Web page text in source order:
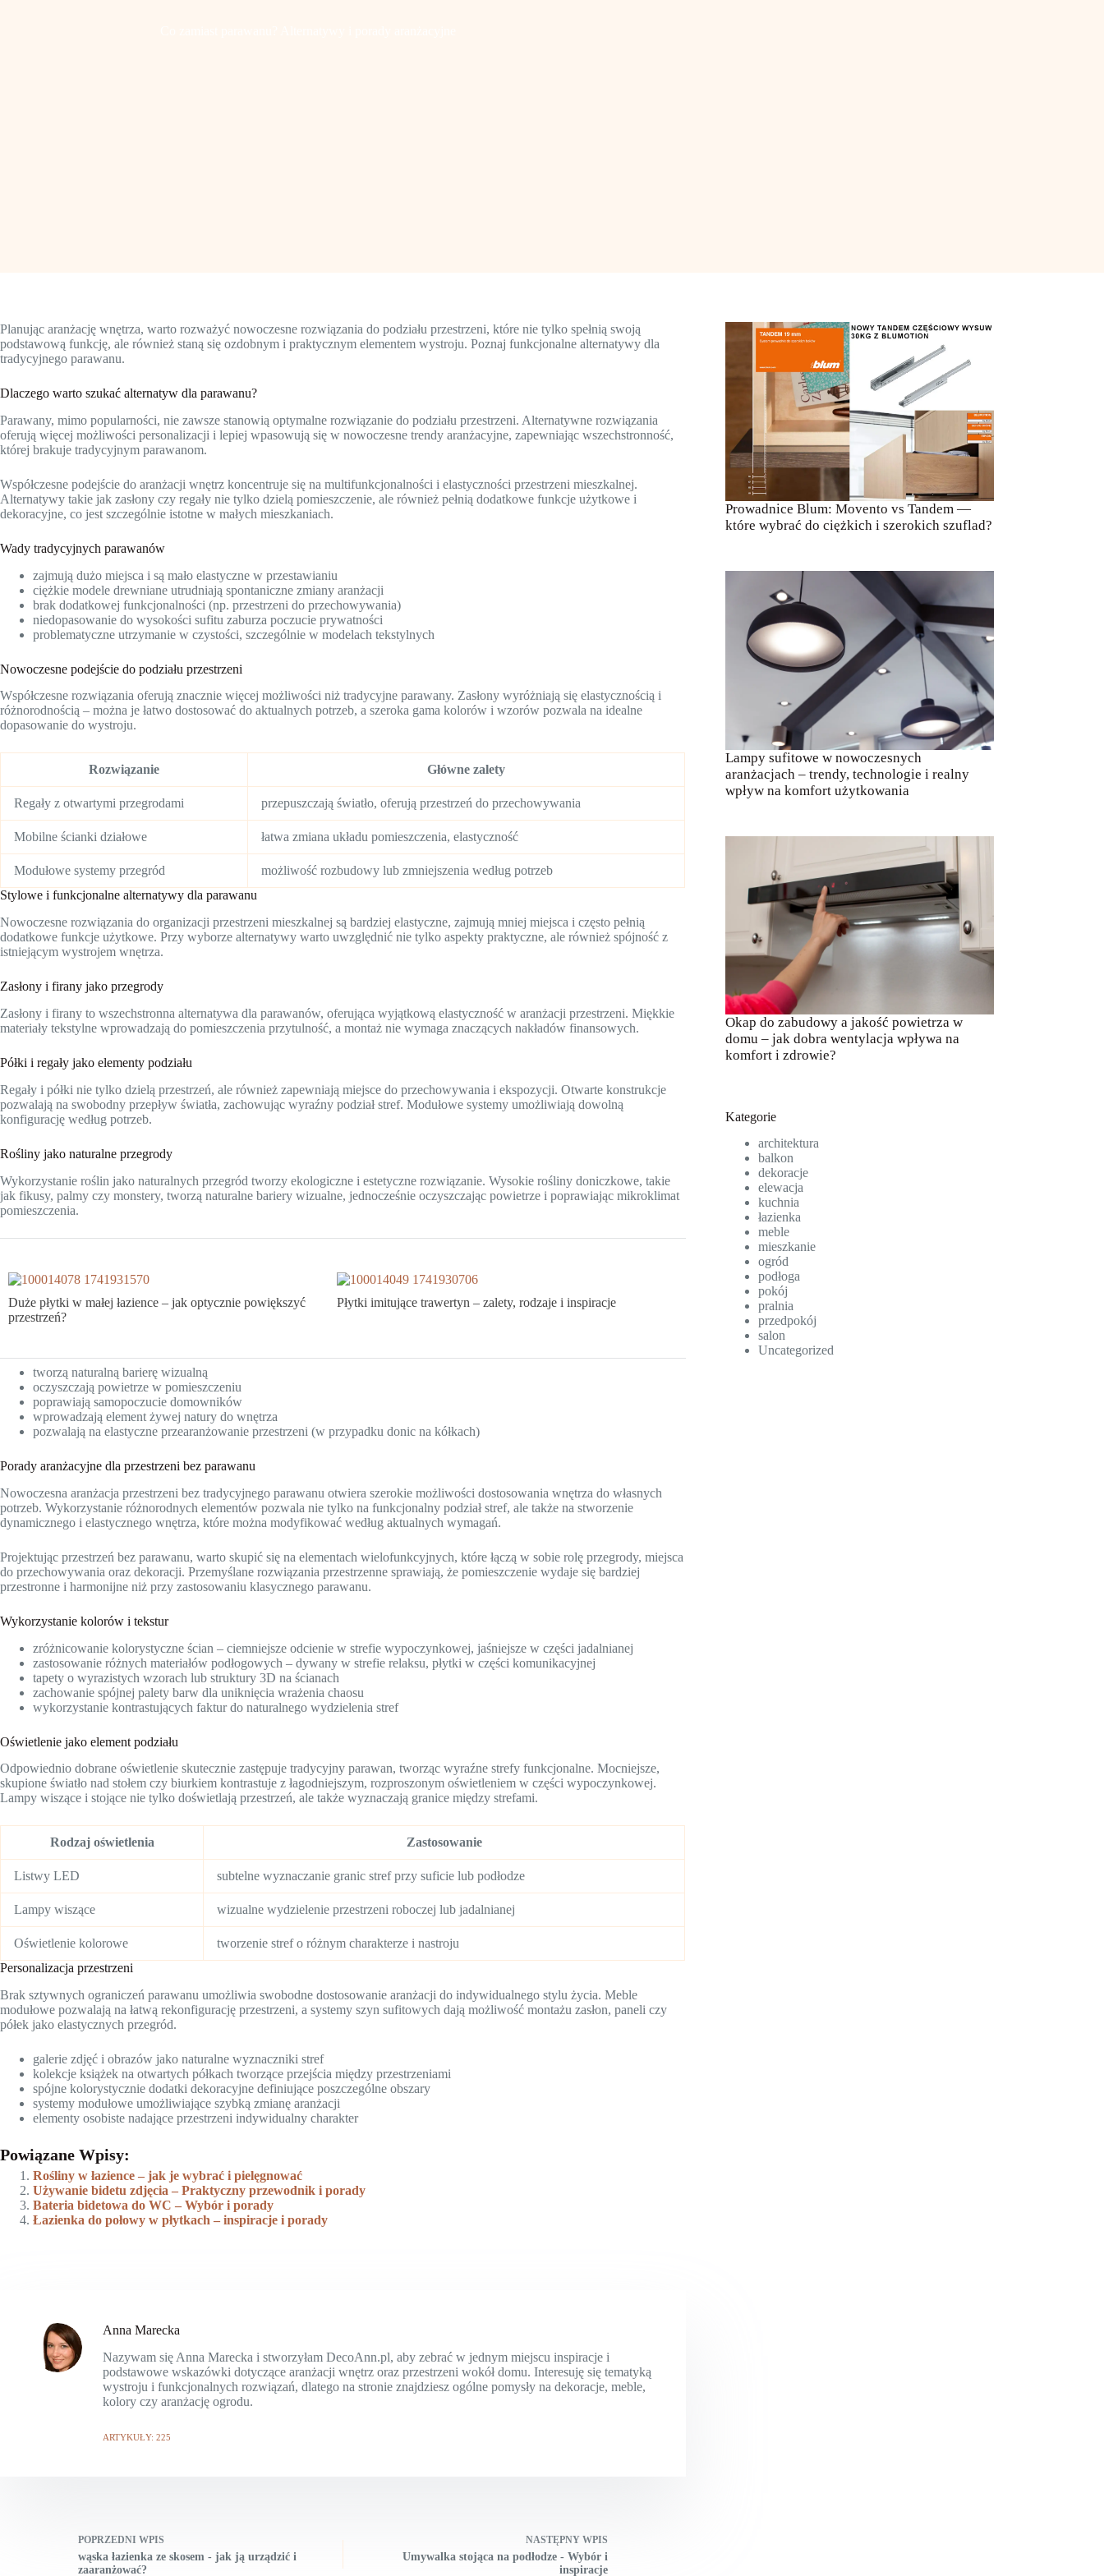
Planując aranżację wnętrza, warto rozważyć nowoczesne rozwiązania do podziału przestrzeni, które nie tylko spełnią swoją
podstawową funkcję, ale również staną się ozdobnym i praktycznym elementem wystroju. Poznaj funkcjonalne alternatywy dla
tradycyjnego parawanu.
Dlaczego warto szukać alternatyw dla parawanu?
Parawany, mimo popularności, nie zawsze stanowią optymalne rozwiązanie do podziału przestrzeni. Alternatywne rozwiązania
oferują więcej możliwości personalizacji i lepiej wpasowują się w nowoczesne trendy aranżacyjne, zapewniając wszechstronność,
której brakuje tradycyjnym parawanom.
Współczesne podejście do aranżacji wnętrz koncentruje się na multifunkcjonalności i elastyczności przestrzeni mieszkalnej.
Alternatywy takie jak zasłony czy regały nie tylko dzielą pomieszczenie, ale również pełnią dodatkowe funkcje użytkowe i
dekoracyjne, co jest szczególnie istotne w małych mieszkaniach.
Wady tradycyjnych parawanów
zajmują dużo miejsca i są mało elastyczne w przestawianiu
ciężkie modele drewniane utrudniają spontaniczne zmiany aranżacji
brak dodatkowej funkcjonalności (np. przestrzeni do przechowywania)
niedopasowanie do wysokości sufitu zaburza poczucie prywatności
problematyczne utrzymanie w czystości, szczególnie w modelach tekstylnych
Nowoczesne podejście do podziału przestrzeni
Współczesne rozwiązania oferują znacznie więcej możliwości niż tradycyjne parawany. Zasłony wyróżniają się elastycznością i
różnorodnością – można je łatwo dostosować do aktualnych potrzeb, a szeroka gama kolorów i wzorów pozwala na idealne
dopasowanie do wystroju.
Rozwiązanie Główne zalety
Regały z otwartymi przegrodami przepuszczają światło, oferują przestrzeń do przechowywania
Mobilne ścianki działowe łatwa zmiana układu pomieszczenia, elastyczność
Modułowe systemy przegród
możliwość rozbudowy lub zmniejszenia według potrzeb
Stylowe i funkcjonalne alternatywy dla parawanu
Nowoczesne rozwiązania do organizacji przestrzeni mieszkalnej są bardziej elastyczne, zajmują mniej miejsca i często pełnią
dodatkowe funkcje użytkowe. Przy wyborze alternatywy warto uwzględnić nie tylko aspekty praktyczne, ale również spójność z
istniejącym wystrojem wnętrza.
Zasłony i firany jako przegrody
Zasłony i firany to wszechstronna alternatywa dla parawanów, oferująca wyjątkową elastyczność w aranżacji przestrzeni. Miękkie
materiały tekstylne wprowadzają do pomieszczenia przytulność, a montaż nie wymaga znaczących nakładów finansowych.
Półki i regały jako elementy podziału
Regały i półki nie tylko dzielą przestrzeń, ale również zapewniają miejsce do przechowywania i ekspozycji. Otwarte konstrukcje
pozwalają na swobodny przepływ światła, zachowując wyraźny podział stref. Modułowe systemy umożliwiają dowolną
konfigurację według potrzeb.
Rośliny jako naturalne przegrody
Wykorzystanie roślin jako naturalnych przegród tworzy ekologiczne i estetyczne rozwiązanie. Wysokie rośliny doniczkowe, takie
jak fikusy, palmy czy monstery, tworzą naturalne bariery wizualne, jednocześnie oczyszczając powietrze i poprawiając mikroklimat
pomieszczenia.
Duże płytki w małej łazience – jak optycznie powiększyć
przestrzeń?
Płytki imitujące trawertyn – zalety, rodzaje i inspiracje
tworzą naturalną barierę wizualną
oczyszczają powietrze w pomieszczeniu
poprawiają samopoczucie domowników
wprowadzają element żywej natury do wnętrza
pozwalają na elastyczne przearanżowanie przestrzeni (w przypadku donic na kółkach)
Porady aranżacyjne dla przestrzeni bez parawanu
Nowoczesna aranżacja przestrzeni bez tradycyjnego parawanu otwiera szerokie możliwości dostosowania wnętrza do własnych
potrzeb. Wykorzystanie różnorodnych elementów pozwala nie tylko na funkcjonalny podział stref, ale także na stworzenie
dynamicznego i elastycznego wnętrza, które można modyfikować według aktualnych wymagań.
Projektując przestrzeń bez parawanu, warto skupić się na elementach wielofunkcyjnych, które łączą w sobie rolę przegrody, miejsca
do przechowywania oraz dekoracji. Przemyślane rozwiązania przestrzenne sprawiają, że pomieszczenie wydaje się bardziej
przestronne i harmonijne niż przy zastosowaniu klasycznego parawanu.
Wykorzystanie kolorów i tekstur
zróżnicowanie kolorystyczne ścian – ciemniejsze odcienie w strefie wypoczynkowej, jaśniejsze w części jadalnianej
zastosowanie różnych materiałów podłogowych – dywany w strefie relaksu, płytki w części komunikacyjnej
tapety o wyrazistych wzorach lub struktury 3D na ścianach
zachowanie spójnej palety barw dla uniknięcia wrażenia chaosu
wykorzystanie kontrastujących faktur do naturalnego wydzielenia stref
Oświetlenie jako element podziału
Odpowiednio dobrane oświetlenie skutecznie zastępuje tradycyjny parawan, tworząc wyraźne strefy funkcjonalne. Mocniejsze,
skupione światło nad stołem czy biurkiem kontrastuje z łagodniejszym, rozproszonym oświetleniem w części wypoczynkowej.
Lampy wiszące i stojące nie tylko doświetlają przestrzeń, ale także wyznaczają granice między strefami.
Rodzaj oświetlenia Zastosowanie
Listwy LED subtelne wyznaczanie granic stref przy suficie lub podłodze
Lampy wiszące wizualne wydzielenie przestrzeni roboczej lub jadalnianej
Oświetlenie kolorowe
tworzenie stref o różnym charakterze i nastroju
Personalizacja przestrzeni
Brak sztywnych ograniczeń parawanu umożliwia swobodne dostosowanie aranżacji do indywidualnego stylu życia. Meble
modułowe pozwalają na łatwą rekonfigurację przestrzeni, a systemy szyn sufitowych dają możliwość montażu zasłon, paneli czy
półek jako elastycznych przegród.
galerie zdjęć i obrazów jako naturalne wyznaczniki stref
kolekcje książek na otwartych półkach tworzące przejścia między przestrzeniami
spójne kolorystycznie dodatki dekoracyjne definiujące poszczególne obszary
systemy modułowe umożliwiające szybką zmianę aranżacji
elementy osobiste nadające przestrzeni indywidualny charakter
Powiązane Wpisy:
Rośliny w łazience – jak je wybrać i pielęgnować
Używanie bidetu zdjęcia – Praktyczny przewodnik i porady
Bateria bidetowa do WC – Wybór i porady
Łazienka do połowy w płytkach – inspiracje i porady
Anna Marecka
Nazywam się Anna Marecka i stworzyłam DecoAnn.pl, aby zebrać w jednym miejscu inspiracje i
podstawowe wskazówki dotyczące aranżacji wnętrz oraz przestrzeni wokół domu. Interesuję się tematyką
wystroju i funkcjonalnych rozwiązań, dlatego na stronie znajdziesz ogólne pomysły na dekoracje, meble,
kolory czy aranżację ogrodu.
ARTYKUŁY: 225
POPRZEDNI WPIS
wąska łazienka ze skosem - jak ją urządzić i
zaaranżować?
NASTĘPNY WPIS
Umywalka stojąca na podłodze - Wybór i
inspiracje
Prowadnice Blum: Movento vs Tandem —
które wybrać do ciężkich i szerokich szuflad?
Lampy sufitowe w nowoczesnych
aranżacjach – trendy, technologie i realny
wpływ na komfort użytkowania
Okap do zabudowy a jakość powietrza w
domu – jak dobra wentylacja wpływa na
komfort i zdrowie?
Kategorie
architektura
balkon
dekoracje
elewacja
kuchnia
łazienka
meble
mieszkanie
ogród
podłoga
pokój
pralnia
przedpokój
salon
Uncategorized